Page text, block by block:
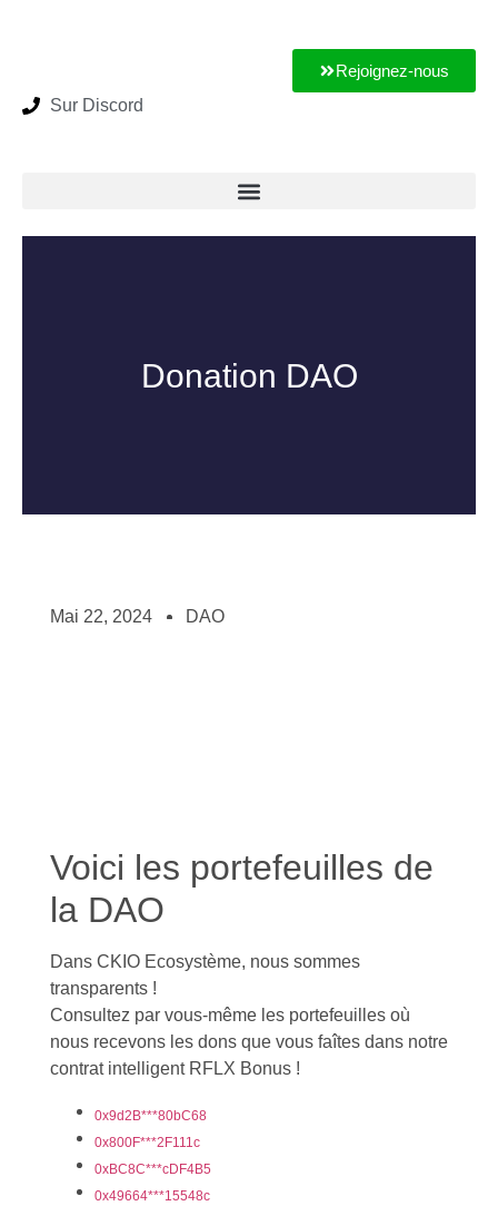
Rejoignez-nous
Sur Discord
Donation DAO
Mai 22, 2024 DAO
Voici les portefeuilles de
la DAO
Dans CKIO Ecosystème, nous sommes
transparents !
Consultez par vous-même les portefeuilles où
nous recevons les dons que vous faîtes dans notre
contrat intelligent RFLX Bonus !
0x9d2B***80bC68
0x800F***2F111c
0xBC8C***cDF4B5
0x49664***15548c